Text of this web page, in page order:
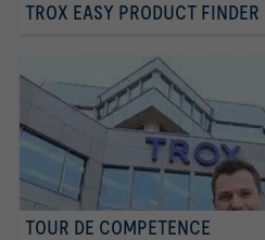
TROX EASY PRODUCT FINDER
TOUR DE COMPETENCE